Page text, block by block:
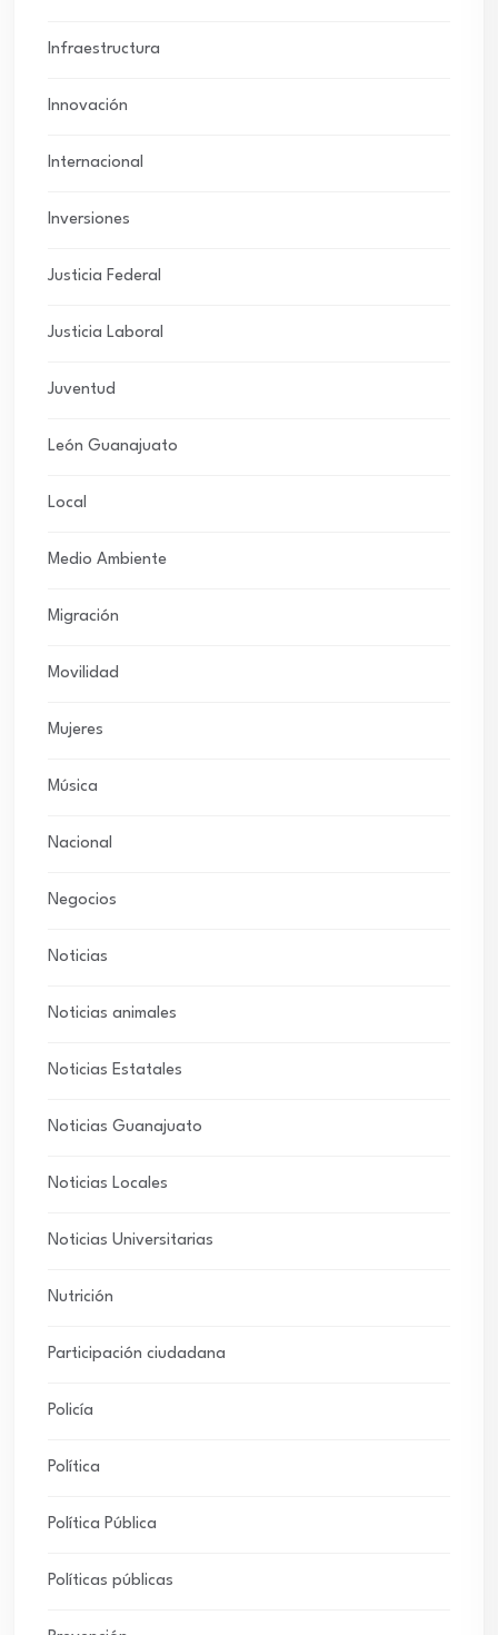
Infraestructura
Innovación
Internacional
Inversiones
Justicia Federal
Justicia Laboral
Juventud
León Guanajuato
Local
Medio Ambiente
Migración
Movilidad
Mujeres
Música
Nacional
Negocios
Noticias
Noticias animales
Noticias Estatales
Noticias Guanajuato
Noticias Locales
Noticias Universitarias
Nutrición
Participación ciudadana
Policía
Política
Política Pública
Políticas públicas